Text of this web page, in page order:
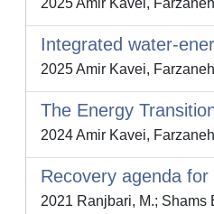
2025 Amir Kavei,
Integrated water-
2025 Amir Kavei,
The Energy
2024 Amir Kavei,
Recovery agenda
2021 Ranjbari, M.; Shams